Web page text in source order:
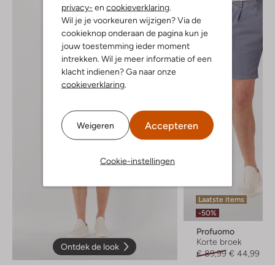
privacy- en cookieverklaring.
Wil je je voorkeuren wijzigen? Via de
cookieknop onderaan de pagina kun je
jouw toestemming ieder moment
intrekken. Wil je meer informatie of een
klacht indienen? Ga naar onze
cookieverklaring.
Weigeren Accepteren
Cookie-instellingen
Ontdek de look
Laatste items
-50%
Profuomo
Korte broek
€ 89,99 € 44,99